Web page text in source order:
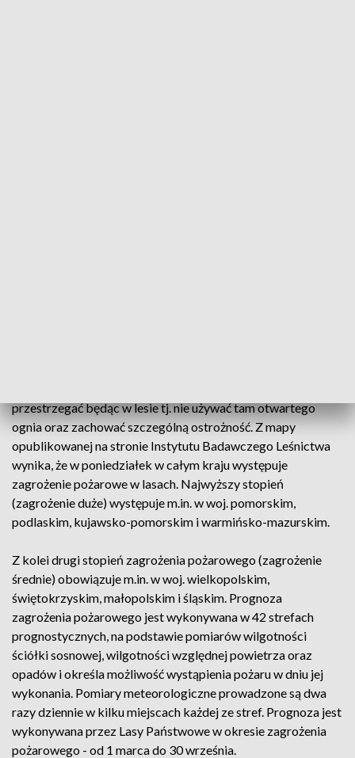
przestrzegać będąc w lesie tj. nie używać tam otwartego
ognia oraz zachować szczególną ostrożność. Z mapy
opublikowanej na stronie Instytutu Badawczego Leśnictwa
wynika, że w poniedziałek w całym kraju występuje
zagrożenie pożarowe w lasach. Najwyższy stopień
(zagrożenie duże) występuje m.in. w woj. pomorskim,
podlaskim, kujawsko-pomorskim i warmińsko-mazurskim.
Z kolei drugi stopień zagrożenia pożarowego (zagrożenie
średnie) obowiązuje m.in. w woj. wielkopolskim,
świętokrzyskim, małopolskim i śląskim. Prognoza
zagrożenia pożarowego jest wykonywana w 42 strefach
prognostycznych, na podstawie pomiarów wilgotności
ściółki sosnowej, wilgotności względnej powietrza oraz
opadów i określa możliwość wystąpienia pożaru w dniu jej
wykonania. Pomiary meteorologiczne prowadzone są dwa
razy dziennie w kilku miejscach każdej ze stref. Prognoza jest
wykonywana przez Lasy Państwowe w okresie zagrożenia
pożarowego - od 1 marca do 30 września.